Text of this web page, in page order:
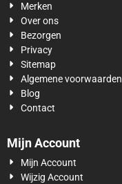
Merken
Over ons
Bezorgen
Privacy
Sitemap
Algemene voorwaarden
Blog
Contact
Mijn Account
Mijn Account
Wijzig Account